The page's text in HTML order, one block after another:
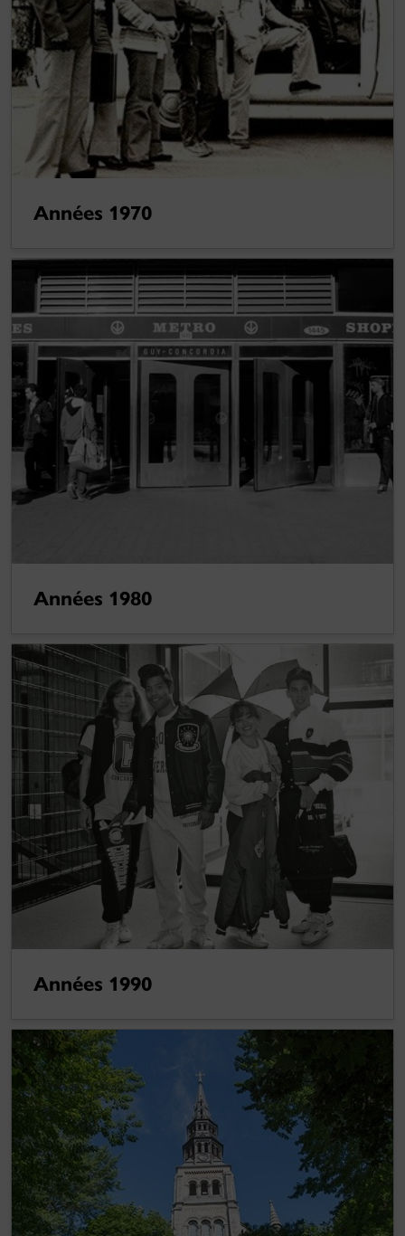
Années 1970
Années 1980
Années 1990